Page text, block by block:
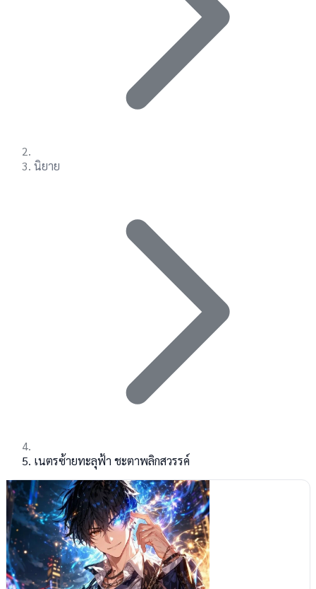
นิยาย
เนตรซ้ายทะลุฟ้า ชะตาพลิกสวรรค์